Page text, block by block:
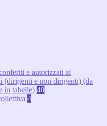
e autorizzati ai
(dirigenti e non dirigenti) (da
in tabelle) 40
4